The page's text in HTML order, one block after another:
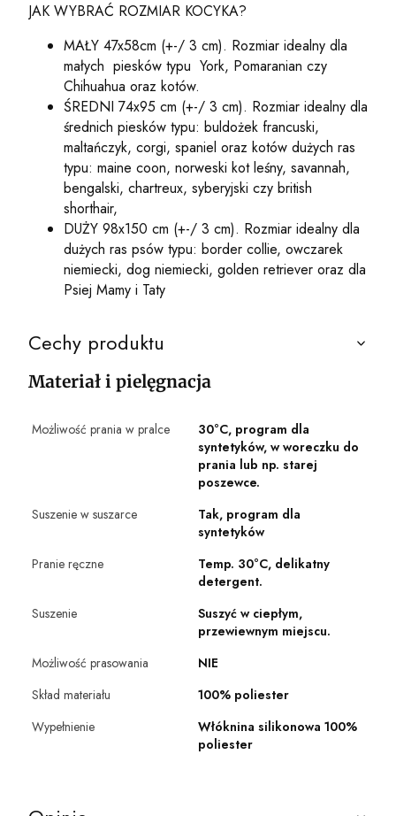
JAK WYBRAĆ ROZMIAR KOCYKA?
MAŁY 47x58cm (+-/ 3 cm). Rozmiar idealny dla
małych piesków typu York, Pomaranian czy
Chihuahua oraz kotów.
ŚREDNI 74x95 cm (+-/ 3 cm). Rozmiar idealny dla
średnich piesków typu: buldożek francuski,
maltańczyk, corgi, spaniel oraz kotów dużych ras
typu: maine coon, norweski kot leśny, savannah,
bengalski, chartreux, syberyjski czy british
shorthair,
DUŻY 98x150 cm (+-/ 3 cm). Rozmiar idealny dla
dużych ras psów typu: border collie, owczarek
niemiecki, dog niemiecki, golden retriever oraz dla
Psiej Mamy i Taty
Cechy produktu
Materiał i pielęgnacja
Możliwość prania w pralce
30°C, program dla
syntetyków, w woreczku do
prania lub np. starej
poszewce.
Suszenie w suszarce
Tak, program dla
syntetyków
Pranie ręczne
Temp. 30°C, delikatny
detergent.
Suszenie
Suszyć w ciepłym,
przewiewnym miejscu.
Możliwość prasowania
NIE
Skład materiału
100% poliester
Wypełnienie
Włóknina silikonowa 100%
poliester